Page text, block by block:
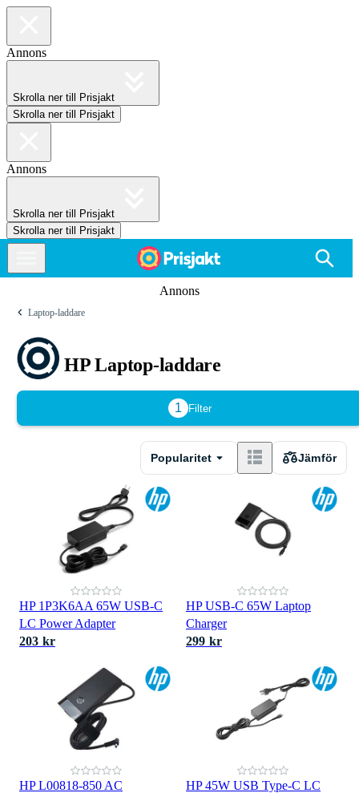
Annons
Skrolla ner till Prisjakt
Skrolla ner till Prisjakt
Annons
Skrolla ner till Prisjakt
Skrolla ner till Prisjakt
Annons
Laptop-laddare
HP Laptop-laddare
1 Filter
Popularitet Jämför
HP 1P3K6AA 65W USB-C
LC Power Adapter
203 kr
HP USB-C 65W Laptop
Charger
299 kr
HP L00818-850 AC
HP 45W USB Type-C LC